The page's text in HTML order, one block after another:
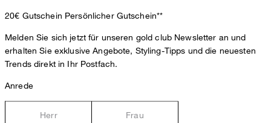
20€ Gutschein Persönlicher Gutschein**
Melden Sie sich jetzt für unseren gold club Newsletter an und
erhalten Sie exklusive Angebote, Styling-Tipps und die neuesten
Trends direkt in Ihr Postfach.
Anrede
Herr Frau